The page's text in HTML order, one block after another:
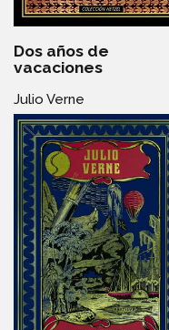
Dos años de
vacaciones
Julio Verne